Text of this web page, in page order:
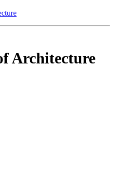
Architecture